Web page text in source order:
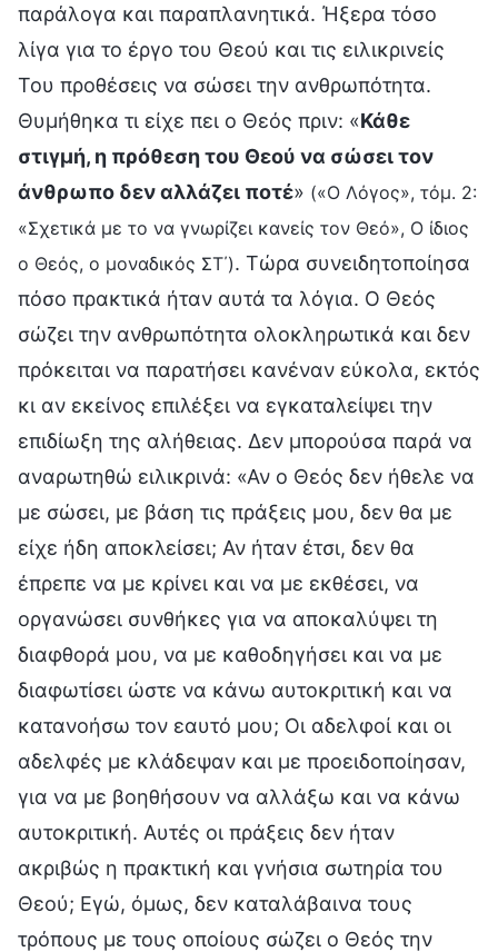
παράλογα και παραπλανητικά. Ήξερα τόσο
λίγα για το έργο του Θεού και τις ειλικρινείς
Του προθέσεις να σώσει την ανθρωπότητα.
Θυμήθηκα τι είχε πει ο Θεός πριν: «Κάθε
στιγμή, η πρόθεση του Θεού να σώσει τον
άνθρωπο δεν αλλάζει ποτέ» («Ο Λόγος», τόμ. 2:
«Σχετικά με το να γνωρίζει κανείς τον Θεό», Ο ίδιος
ο Θεός, ο μοναδικός ΣΤ΄). Τώρα συνειδητοποίησα
πόσο πρακτικά ήταν αυτά τα λόγια. Ο Θεός
σώζει την ανθρωπότητα ολοκληρωτικά και δεν
πρόκειται να παρατήσει κανέναν εύκολα, εκτός
κι αν εκείνος επιλέξει να εγκαταλείψει την
επιδίωξη της αλήθειας. Δεν μπορούσα παρά να
αναρωτηθώ ειλικρινά: «Αν ο Θεός δεν ήθελε να
με σώσει, με βάση τις πράξεις μου, δεν θα με
είχε ήδη αποκλείσει; Αν ήταν έτσι, δεν θα
έπρεπε να με κρίνει και να με εκθέσει, να
οργανώσει συνθήκες για να αποκαλύψει τη
διαφθορά μου, να με καθοδηγήσει και να με
διαφωτίσει ώστε να κάνω αυτοκριτική και να
κατανοήσω τον εαυτό μου; Οι αδελφοί και οι
αδελφές με κλάδεψαν και με προειδοποίησαν,
για να με βοηθήσουν να αλλάξω και να κάνω
αυτοκριτική. Αυτές οι πράξεις δεν ήταν
ακριβώς η πρακτική και γνήσια σωτηρία του
Θεού; Εγώ, όμως, δεν καταλάβαινα τους
τρόπους με τους οποίους σώζει ο Θεός την